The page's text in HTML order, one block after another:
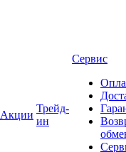
Акции
Трейд-
ин
Сервис